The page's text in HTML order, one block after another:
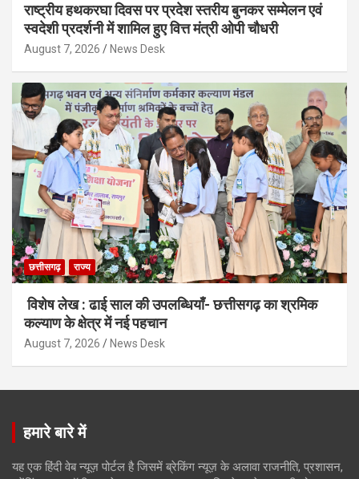
राष्ट्रीय हथकरघा दिवस पर प्रदेश स्तरीय बुनकर सम्मेलन एवं
स्वदेशी प्रदर्शनी में शामिल हुए वित्त मंत्री ओपी चौधरी
August 7, 2026 News Desk
छत्तीसगढ़ राज्य
विशेष लेख : ढाई साल की उपलब्धियाँ- छत्तीसगढ़ का श्रमिक
कल्याण के क्षेत्र में नई पहचान
August 7, 2026 News Desk
हमारे बारे में
यह एक हिंदी वेब न्यूज़ पोर्टल है जिसमें ब्रेकिंग न्यूज़ के अलावा राजनीति, प्रशासन,